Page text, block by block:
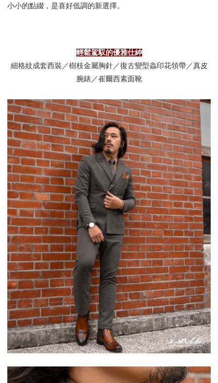
小小的點綴，是喜好低調的新選擇。
輕鬆駕馭的優雅仕紳
細格紋成套西裝／樹枝金屬胸針／復古變型蟲印花領帶／真皮
腕錶／崔爾西素面靴